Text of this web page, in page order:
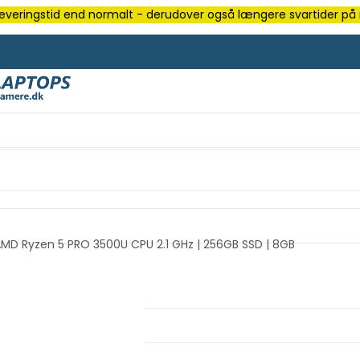
end normalt - derudover også længere svartider på
Ryzen 5 PRO 3500U CPU 2.1 GHz | 256GB SSD | 8GB